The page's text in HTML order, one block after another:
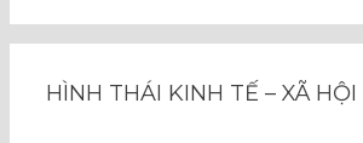
HÌNH THÁI KINH TẾ – XÃ HỘI